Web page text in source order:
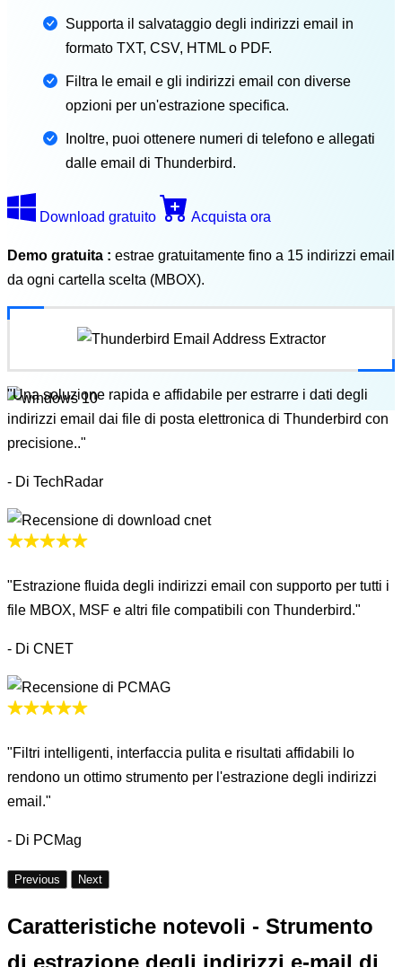
Supporta il salvataggio degli indirizzi email in
formato TXT, CSV, HTML o PDF.
Filtra le email e gli indirizzi email con diverse
opzioni per un'estrazione specifica.
Inoltre, puoi ottenere numeri di telefono e allegati
dalle email di Thunderbird.
Download gratuito Acquista ora
Demo gratuita : estrae gratuitamente fino a 15 indirizzi email
da ogni cartella scelta (MBOX).
"Una soluzione rapida e affidabile per estrarre i dati degli
indirizzi email dai file di posta elettronica di Thunderbird con
precisione.."
- Di TechRadar
"Estrazione fluida degli indirizzi email con supporto per tutti i
file MBOX, MSF e altri file compatibili con Thunderbird."
- Di CNET
"Filtri intelligenti, interfaccia pulita e risultati affidabili lo
rendono un ottimo strumento per l'estrazione degli indirizzi
email."
- Di PCMag
Previous Next
Caratteristiche notevoli - Strumento